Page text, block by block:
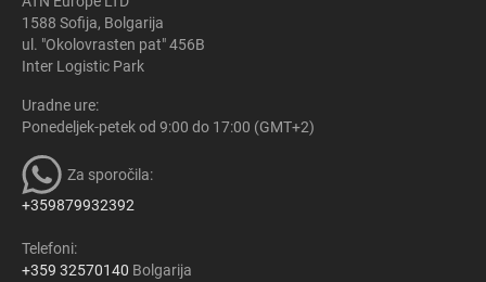
1588 Sofija, Bolgarija
ul. "Okolovrasten pat" 456B
Inter Logistic Park
Uradne ure:
Ponedeljek-petek od 9:00 do 17:00 (GMT+2)
Za sporočila:
+359879932392
Telefoni:
+359 32570140 Bolgarija